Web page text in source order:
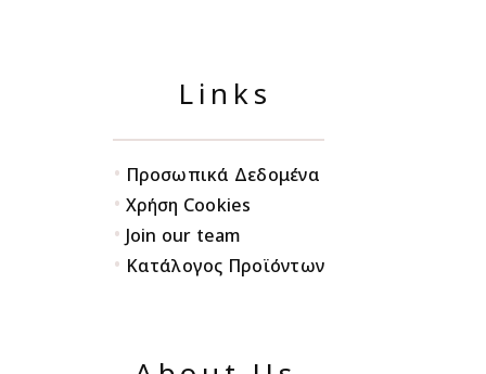
Links
• Προσωπικά Δεδομένα
• Χρήση Cookies
• Join our team
• Κατάλογος Προϊόντων